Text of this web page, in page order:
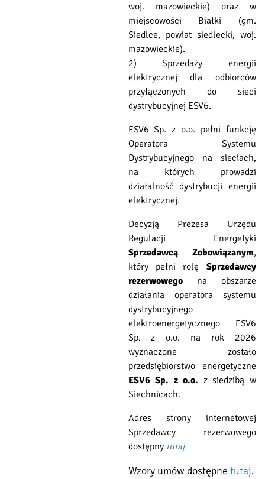
woj. mazowieckie) oraz w
miejscowości Białki (gm.
Siedlce, powiat siedlecki, woj.
mazowieckie).
2) Sprzedaży energii
elektrycznej dla odbiorców
przyłączonych do sieci
dystrybucyjnej ESV6.
ESV6 Sp. z o.o. pełni funkcję
Operatora Systemu
Dystrybucyjnego na sieciach,
na których prowadzi
działalność dystrybucji energii
elektrycznej.
Decyzją Prezesa Urzędu
Regulacji Energetyki
Sprzedawcą Zobowiązanym,
który pełni rolę Sprzedawcy
rezerwowegona obszarze
działania operatora systemu
dystrybucyjnego
elektroenergetycznego ESV6
Sp. z o.o. na rok 2026
wyznaczone zostało
przedsiębiorstwo energetyczne
ESV6 Sp. z o.o. z siedzibą w
Siechnicach.
Adres strony internetowej
Sprzedawcy rezerwowego
dostępny tutaj
Wzory umów dostępne tutaj.